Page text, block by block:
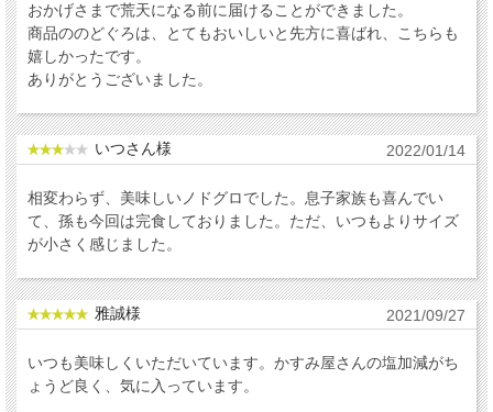
おかげさまで荒天になる前に届けることができました。
商品ののどぐろは、とてもおいしいと先方に喜ばれ、こちらも
嬉しかったです。
ありがとうございました。
いつさん様 2022/01/14
相変わらず、美味しいノドグロでした。息子家族も喜んでい
て、孫も今回は完食しておりました。ただ、いつもよりサイズ
が小さく感じました。
雅誠様 2021/09/27
いつも美味しくいただいています。かすみ屋さんの塩加減がち
ょうど良く、気に入っています。